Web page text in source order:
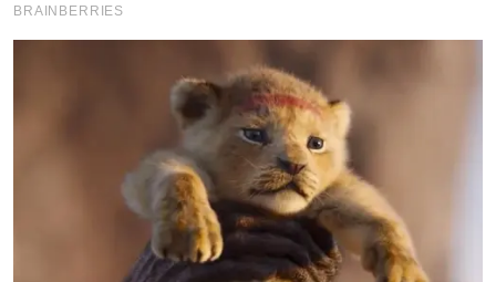
ว่าที่คุณแม่คนสวย ก้อย รัชวิน ภรรยาสุดที่รักของ ตูน บอดี้ส
แลม หลังเพิ่งประกาศข่าวดี
ต่อมาได้ออกมาเต้นติ๊กต๊อกอวดครรภ์ลูกคนแรก จนหลายคน
อาจสงสัยว่า ทำไมท้องป่องไว ทั้งๆที่เพิ่งประกาศข่าวดีเรื่อง
ลูกออกไปได้ไม่นาน
BRAINBERRIES